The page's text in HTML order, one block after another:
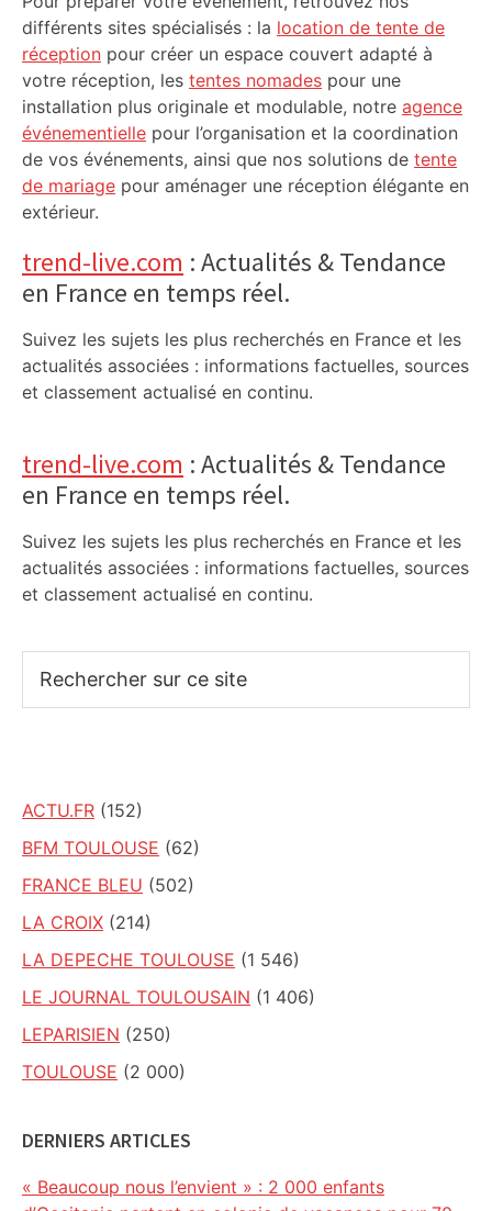
différents sites spécialisés : la location de tente de
réception pour créer un espace couvert adapté à
votre réception, les tentes nomades pour une
installation plus originale et modulable, notre agence
événementielle pour l’organisation et la coordination
de vos événements, ainsi que nos solutions de tente
de mariage pour aménager une réception élégante en
extérieur.
trend-live.com : Actualités & Tendance
en France en temps réel.
Suivez les sujets les plus recherchés en France et les
actualités associées : informations factuelles, sources
et classement actualisé en continu.
trend-live.com : Actualités & Tendance
en France en temps réel.
Suivez les sujets les plus recherchés en France et les
actualités associées : informations factuelles, sources
et classement actualisé en continu.
sur
ACTU.FR (152)
BFM TOULOUSE (62)
FRANCE BLEU (502)
LA CROIX (214)
LA DEPECHE TOULOUSE (1 546)
LE JOURNAL TOULOUSAIN (1 406)
LEPARISIEN (250)
TOULOUSE (2 000)
DERNIERS ARTICLES
« Beaucoup nous l’envient » : 2 000 enfants